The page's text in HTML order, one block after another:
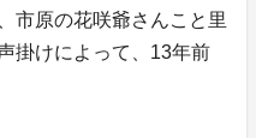
市原の花咲爺さんこと里
掛けによって、13年前